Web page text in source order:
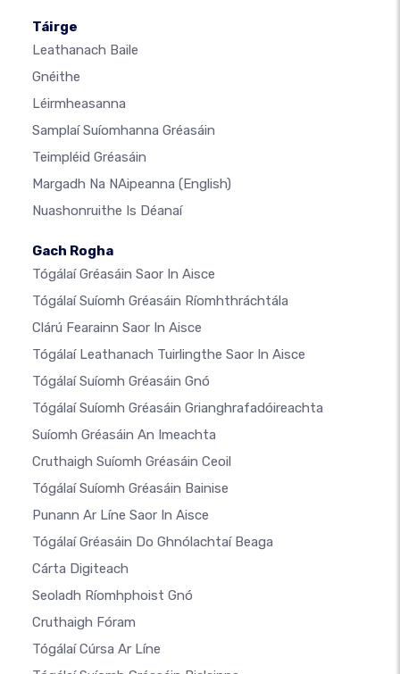
Táirge
Leathanach Baile
Gnéithe
Léirmheasanna
Samplaí Suíomhanna Gréasáin
Teimpléid Gréasáin
Margadh Na NAipeanna (English)
Nuashonruithe Is Déanaí
Gach Rogha
Tógálaí Gréasáin Saor In Aisce
Tógálaí Suíomh Gréasáin Ríomhthráchtála
Clárú Fearainn Saor In Aisce
Tógálaí Leathanach Tuirlingthe Saor In Aisce
Tógálaí Suíomh Gréasáin Gnó
Tógálaí Suíomh Gréasáin Grianghrafadóireachta
Suíomh Gréasáin An Imeachta
Cruthaigh Suíomh Gréasáin Ceoil
Tógálaí Suíomh Gréasáin Bainise
Punann Ar Líne Saor In Aisce
Tógálaí Gréasáin Do Ghnólachtaí Beaga
Cárta Digiteach
Seoladh Ríomhphoist Gnó
Cruthaigh Fóram
Tógálaí Cúrsa Ar Líne